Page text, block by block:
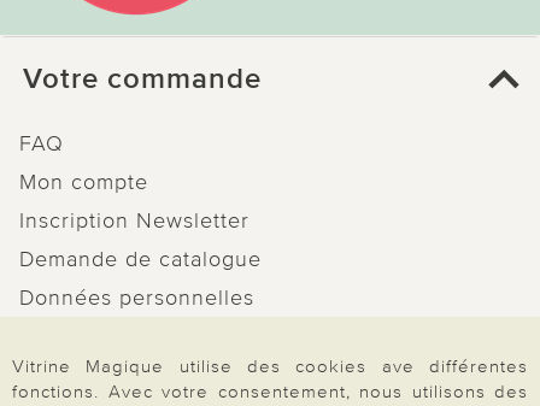
Votre commande
FAQ
Mon compte
Inscription Newsletter
Demande de catalogue
Données personnelles
Rétractation
Vitrine Magique utilise des cookies ave différentes
fonctions. Avec votre consentement, nous utilisons des